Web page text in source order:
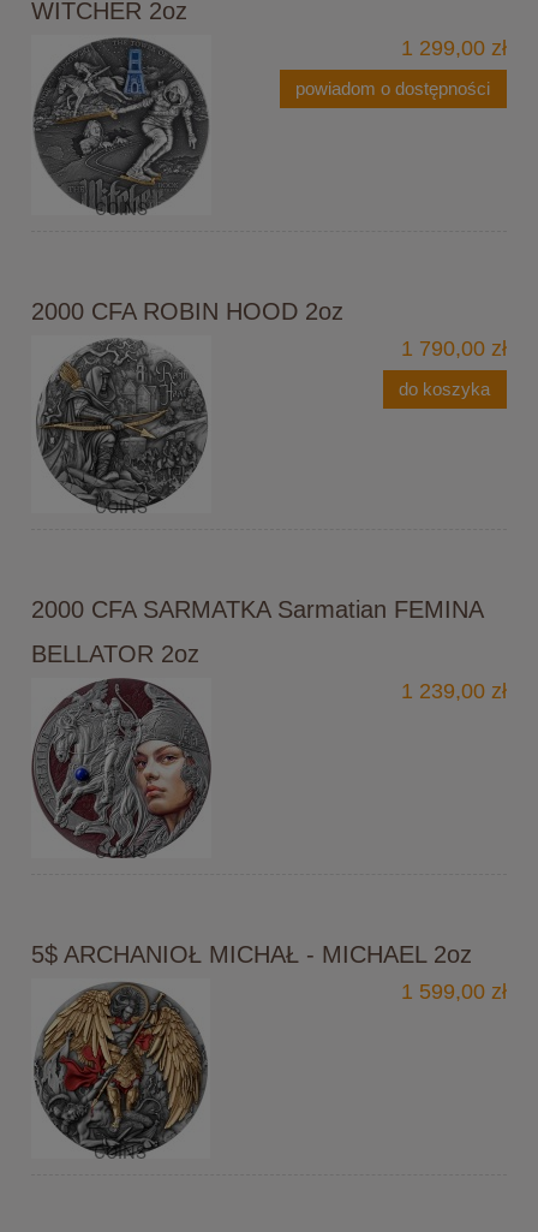
WITCHER 2oz
1 299,00 zł
powiadom o dostępności
2000 CFA ROBIN HOOD 2oz
1 790,00 zł
do koszyka
2000 CFA SARMATKA Sarmatian FEMINA
BELLATOR 2oz
1 239,00 zł
5$ ARCHANIOŁ MICHAŁ - MICHAEL 2oz
1 599,00 zł